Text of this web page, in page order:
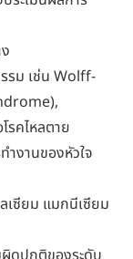
รม เช่น Wolff-
รคไหลตาย
ำงานของหัวใจ
เซียม แมกนีเซียม